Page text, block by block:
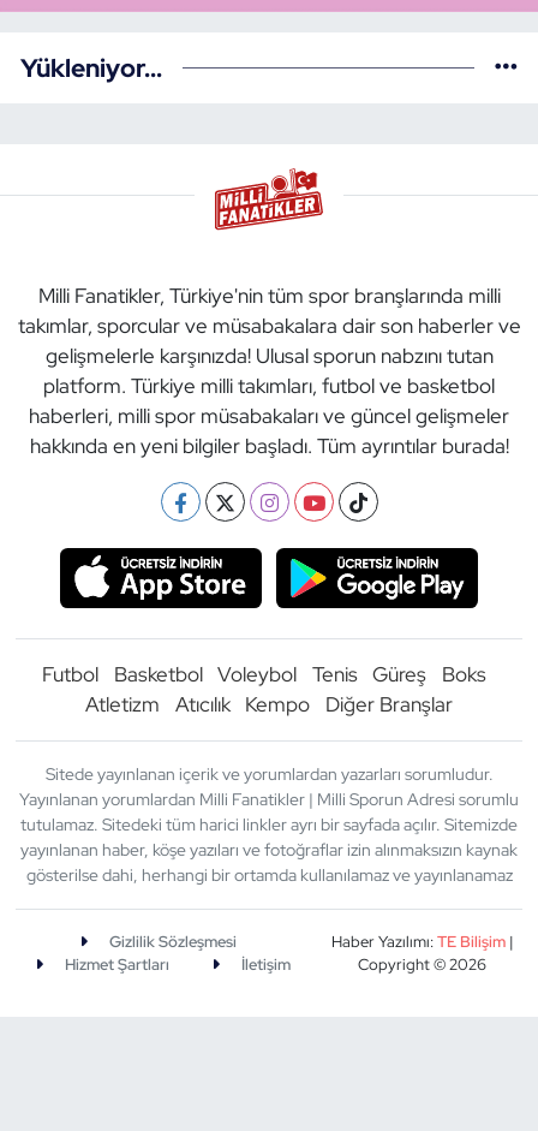
Yükleniyor...
Milli Fanatikler, Türkiye'nin tüm spor branşlarında milli
takımlar, sporcular ve müsabakalara dair son haberler ve
gelişmelerle karşınızda! Ulusal sporun nabzını tutan
platform. Türkiye milli takımları, futbol ve basketbol
haberleri, milli spor müsabakaları ve güncel gelişmeler
hakkında en yeni bilgiler başladı. Tüm ayrıntılar burada!
Futbol Basketbol Voleybol Tenis Güreş
Boks
Atletizm
Atıcılık Kempo Diğer Branşlar
Sitede yayınlanan içerik ve yorumlardan yazarları sorumludur.
Yayınlanan yorumlardan Milli Fanatikler | Milli Sporun Adresi sorumlu
tutulamaz. Sitedeki tüm harici linkler ayrı bir sayfada açılır. Sitemizde
yayınlanan haber, köşe yazıları ve fotoğraflar izin alınmaksızın kaynak
gösterilse dahi, herhangi bir ortamda kullanılamaz ve yayınlanamaz
Gizlilik Sözleşmesi
Hizmet Şartları
İletişim
Haber Yazılımı:TE Bilişim|
Copyright © 2026